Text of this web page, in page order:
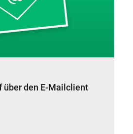
über den E-Mailclient